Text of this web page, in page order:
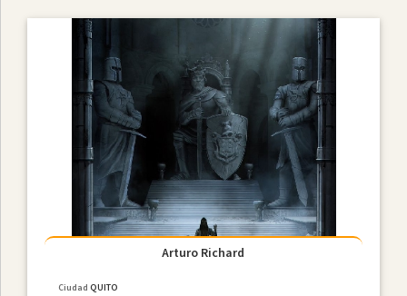
Arturo Richard
Ciudad QUITO